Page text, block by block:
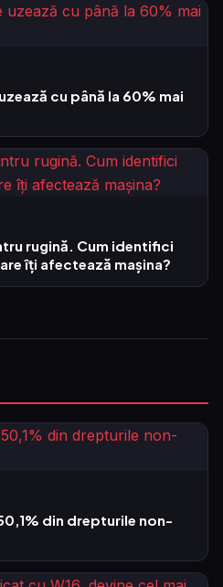
cu până la 60% mai
rugină. Cum identifici
îți afectează mașina?
din drepturile non-